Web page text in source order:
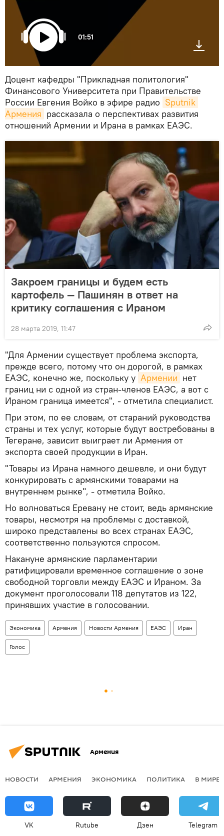
01:51
Доцент кафедры "Прикладная политология"
Финансового Университета при Правительстве
России Евгения Войко в эфире радио Sputnik
Армения рассказала о перспективах развития
отношений Армении и Ирана в рамках ЕАЭС.
Закроем границы и будем есть
картофель — Пашинян в ответ на
критику соглашения с Ираном
28 марта 2019, 11:47
"Для Армении существует проблема экспорта,
прежде всего, потому что он дорогой, в рамках
ЕАЭС, конечно же, поскольку у Армении нет
границ ни с одной из стран-членов ЕАЭС, а вот с
Ираном граница имеется", - отметила специалист.
При этом, по ее словам, от стараний руководства
страны и тех услуг, которые будут востребованы в
Тегеране, зависит выиграет ли Армения от
экспорта своей продукции в Иран.
"Товары из Ирана намного дешевле, и они будут
конкурировать с армянскими товарами на
внутреннем рынке", - отметила Войко.
Но волноваться Еревану не стоит, ведь армянские
товары, несмотря на проблемы с доставкой,
широко представлены во всех странах ЕАЭС,
соответственно пользуются спросом.
Накануне армянские парламентарии
ратифицировали временное соглашение о зоне
свободной торговли между ЕАЭС и Ираном. За
документ проголосовали 118 депутатов из 122,
принявших участие в голосовании.
Экономика Армения Новости Армения ЕАЭС Иран
Голос
Армения
НОВОСТИ АРМЕНИЯ ЭКОНОМИКА ПОЛИТИКА В МИРЕ
VK Rutube Дзен Telegram